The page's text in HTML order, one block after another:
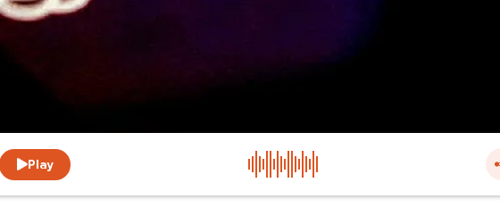
Play